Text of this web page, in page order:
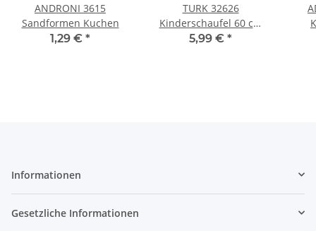
ANDRONI 3615
Sandformen Kuchen
1,29 € *
TURK 32626
Kinderschaufel 60 cm
farblich sortiert
5,99 € *
Informationen
Gesetzliche Informationen